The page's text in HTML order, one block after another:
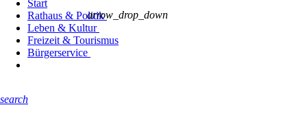
Start
Rathaus & Politik
Leben & Kultur
Freizeit & Tourismus
Bürgerservice
arrow_drop_down
search